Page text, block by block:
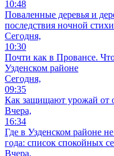
10:48
Поваленные деревья и
последствия ночной
Сегодня,
10:30
Почти как в Провансе.
Узденском районе
Сегодня,
09:35
Как защищают урожай от
Вчера,
16:34
Где в Узденском районе
года: список спокойных
Вчера,